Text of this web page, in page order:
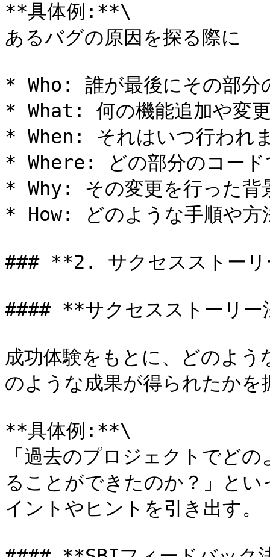
**具体例:**\
あるバグの原因を探る際に
* Who: 誰が最後にその部分
* What: 何の機能追加や変
* When: それはいつ行われ
* Where: どの部分のコード
* Why: その変更を行った背
* How: どのような手順や方
### **2. サクセスストーリ
#### **サクセスストーリ
成功体験をもとに、どのよ
のような成果が得られたかを
**具体例:**\
「過去のプロジェクトでど
ることができたのか？」と
イントやヒントを引き出す。